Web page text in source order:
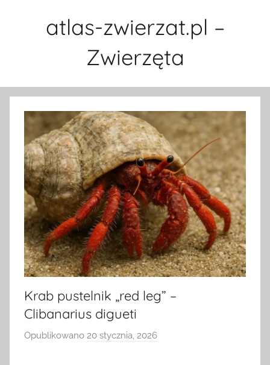
atlas-zwierzat.pl –
Zwierzęta
Krab pustelnik „red leg” –
Clibanarius digueti
Opublikowano 20 stycznia, 2026